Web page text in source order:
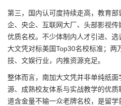
第三，国内认可度持续走高，教育
企、央企、互联网大厂、头部影视
优质名校。不少体制内人才引进、
大文凭对标美国Top30名校标准；两
技、文娱行业，内推资源充足。
整体而言，南加大文凭并非单纯纸
源、成熟校友体系与实战教学的优
道含金量不输一众老牌名校，是留学